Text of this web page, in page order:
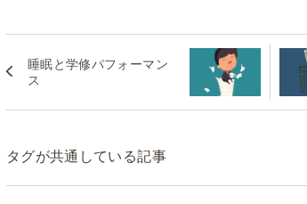
睡眠と学修パフォーマン
ス
タグが共通している記事